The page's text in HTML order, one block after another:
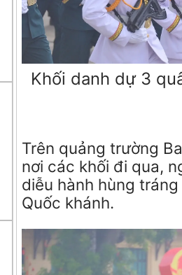
Khối danh dự 3
Trên quảng trường
nơi các khối đi qua,
diễu hành hùng
Quốc khánh.